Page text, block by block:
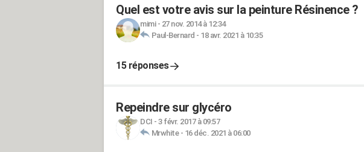
Quel est votre avis sur la peinture Résinence ?
mimi- 27 nov. 2014 à 12:34
Paul-Bernard - 18 avr. 2021 à 10:35
15 réponses
Repeindre sur glycéro
DCI - 3 févr. 2017 à 09:57
Mrwhite- 16 déc. 2021 à 06:00